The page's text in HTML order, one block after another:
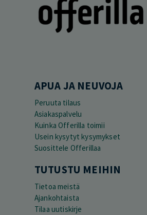
APUA JA NEUVOJA
Peruuta tilaus
Asiakaspalvelu
Kuinka Offerilla toimii
Usein kysytyt kysymykset
Suosittele Offerillaa
TUTUSTU MEIHIN
Tietoa meistä
Ajankohtaista
Tilaa uutiskirje